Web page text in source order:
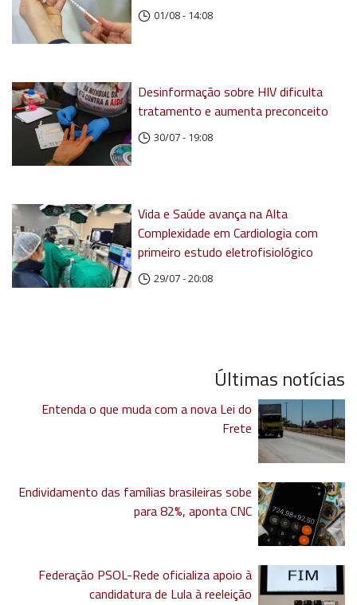
01/08 - 14:08
Desinformação sobre HIV dificulta
tratamento e aumenta preconceito
30/07 - 19:08
Vida e Saúde avança na Alta
Complexidade em Cardiologia com
primeiro estudo eletrofisiológico
29/07 - 20:08
Últimas notícias
Entenda o que muda com a nova Lei do
Frete
Endividamento das famílias brasileiras sobe
para 82%, aponta CNC
Federação PSOL-Rede oficializa apoio à
candidatura de Lula à reeleição